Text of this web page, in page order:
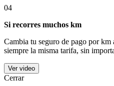
04
Si recorres muchos km
Cambia tu seguro de pago por km
siempre la misma tarifa, sin
Ver video
Cerrar